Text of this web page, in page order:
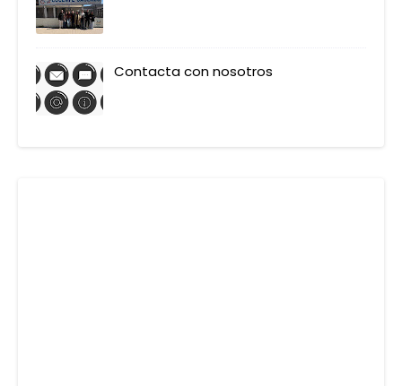
Contacta con nosotros